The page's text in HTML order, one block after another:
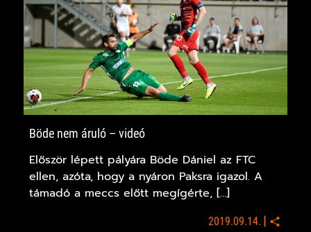
Böde nem áruló – videó
Először lépett pályára Böde Dániel az FTC
ellen, azóta, hogy a nyáron Paksra igazol. A
támadó a meccs előtt megígérte, […]
2019.09.14. |